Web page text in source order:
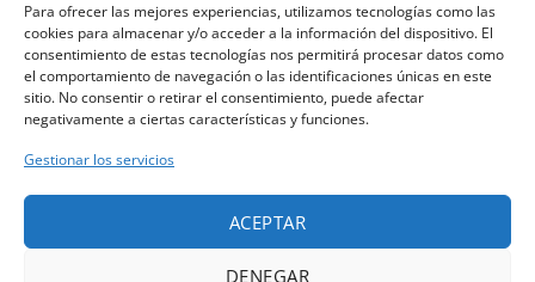
Para ofrecer las mejores experiencias, utilizamos tecnologías como las
cookies para almacenar y/o acceder a la información del dispositivo. El
consentimiento de estas tecnologías nos permitirá procesar datos como
el comportamiento de navegación o las identificaciones únicas en este
sitio. No consentir o retirar el consentimiento, puede afectar
negativamente a ciertas características y funciones.
Gestionar los servicios
ACEPTAR
DENEGAR
Haz clic en «Estoy de acuerdo» para
habilitar Facebook